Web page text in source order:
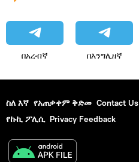
በአረብኛ በእንግሊዘኛ
ስለ እኛ የአጠቃቀም ቅድመ Contact Us
የኩኪ ፖሊሲ Privacy Feedback